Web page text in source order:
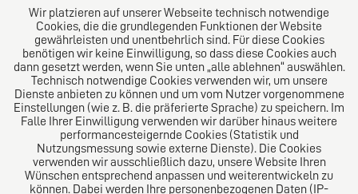
Über uns
Das Kanzlei-Vertrauensnetzwerk. Aus Europa für die
Welt. Für den erfolgreichen Mittelstand.
Folgen Sie uns auf
Wir platzieren auf unserer Webseite technisch notwendige
Cookies, die die grundlegenden Funktionen der Website
gewährleisten und unentbehrlich sind. Für diese Cookies
benötigen wir keine Einwilligung, so dass diese Cookies auch
dann gesetzt werden, wenn Sie unten „alle ablehnen“ auswählen.
Technisch notwendige Cookies verwenden wir, um unsere
Dienste anbieten zu können und um vom Nutzer vorgenommene
Einstellungen (wie z. B. die präferierte Sprache) zu speichern. Im
Falle Ihrer Einwilligung verwenden wir darüber hinaus weitere
performancesteigernde Cookies (Statistik und
Nutzungsmessung sowie externe Dienste). Die Cookies
verwenden wir ausschließlich dazu, unsere Website Ihren
Wünschen entsprechend anpassen und weiterentwickeln zu
können. Dabei werden Ihre personenbezogenen Daten (IP-